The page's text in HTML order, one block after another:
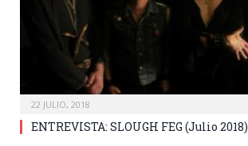
22 JULIO, 2018
ENTREVISTA: SLOUGH FEG (Julio 2018)